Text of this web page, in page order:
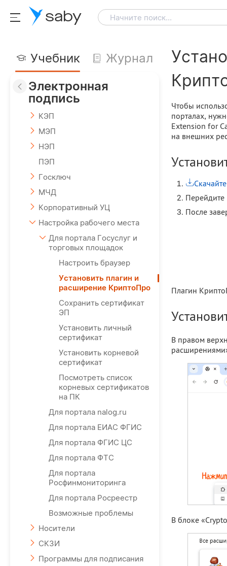
saby Начните поиск...
Учебник
Журнал
Электронная
подпись
КЭП
МЭП
НЭП
ПЭП
Госключ
МЧД
Корпоративный УЦ
Настройка рабочего места
Для портала Госуслуг и
торговых площадок
Настроить браузер
Установить плагин и
расширение КриптоПро
Сохранить сертификат
ЭП
Установить личный
сертификат
Установить корневой
сертификат
Посмотреть список
корневых сертификатов
на ПК
Для портала nalog.ru
Для портала ЕИАС ФГИС
Для портала ФГИС ЦС
Для портала ФТС
Для портала
Росфинмониторинга
Для портала Росреестр
Возможные проблемы
Носители
СКЗИ
Программы для подписания
Чтобы
порталах,
Extension for
на внешних
Перейдите
После
Плагин
В правом
В блоке